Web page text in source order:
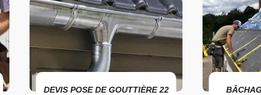
DEVIS POSE DE GOUTTIÈRE 22 BÂCHAGE DE